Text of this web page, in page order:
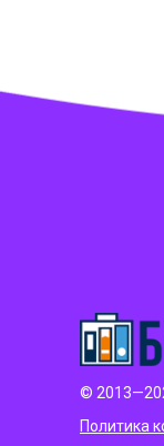
©
Политика